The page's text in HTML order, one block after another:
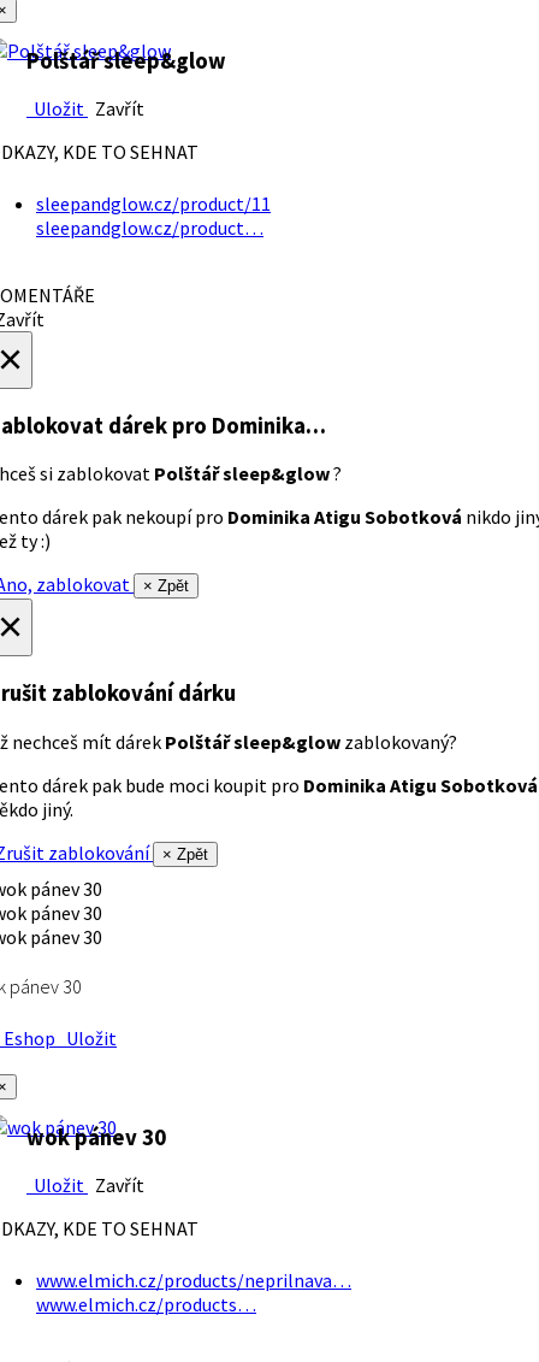
Polštář sleep&glow
Uložit Zavřít
KDE TO SEHNAT
sleepandglow.cz/product/11
sleepandglow.cz/product…
dárek pro Dominika…
si zablokovat Polštář sleep&glow?
dárek pak nekoupí pro Dominika Atigu Sobotková nikdo
ty :)
zablokovat
× Zpět
zablokování dárku
nechceš mít dárek Polštář sleep&glow zablokovaný?
dárek pak bude moci koupit pro Dominika Atigu Sobotková
jiný.
zablokování
× Zpět
pánev 30
Uložit
wok pánev 30
Uložit Zavřít
KDE TO SEHNAT
www.elmich.cz/products/neprilnava…
www.elmich.cz/products…